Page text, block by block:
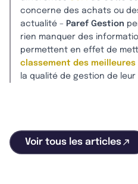
concerne des achats ou
actualité – Paref Gestion
rien manquer des
permettent en effet de
classement des meilleures
la qualité de gestion de
Voir tous les articles